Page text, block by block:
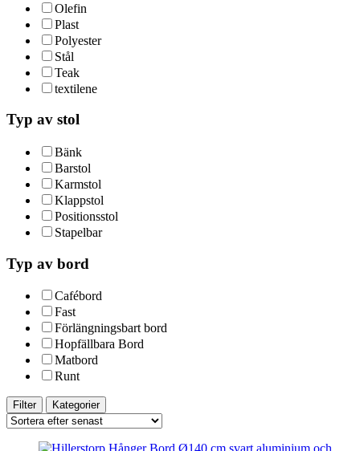
Olefin
Plast
Polyester
Stål
Teak
textilene
Typ av stol
Bänk
Barstol
Karmstol
Klappstol
Positionsstol
Stapelbar
Typ av bord
Cafébord
Fast
Förlängningsbart bord
Hopfällbara Bord
Matbord
Runt
Filter Kategorier